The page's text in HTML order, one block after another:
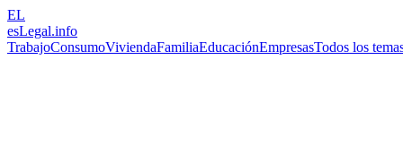
EL
esLegal.info
TrabajoConsumoViviendaFamiliaEducaciónEmpresasTodos los